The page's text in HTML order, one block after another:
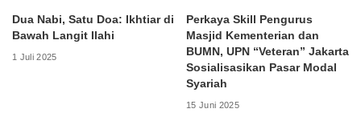
Dua Nabi, Satu Doa: Ikhtiar di
Bawah Langit Ilahi
1 Juli 2025
Perkaya Skill Pengurus
Masjid Kementerian dan
BUMN, UPN “Veteran” Jakarta
Sosialisasikan Pasar Modal
Syariah
15 Juni 2025